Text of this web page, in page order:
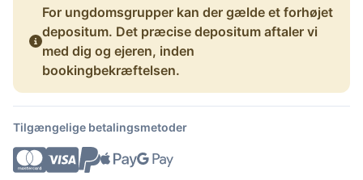
For ungdomsgrupper kan der gælde et forhøjet
depositum. Det præcise depositum aftaler vi
med dig og ejeren, inden
bookingbekræftelsen.
Tilgængelige betalingsmetoder